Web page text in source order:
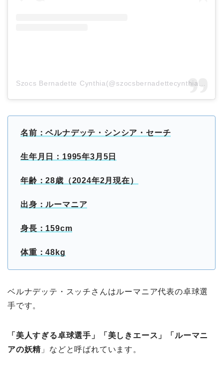
名前：ベルナデッテ・シンシア・セーチ
生年月日：1995年3月5日
年齢：28歳（2024年2月現在）
出身：ルーマニア
身長：159cm
体重：48kg
ベルナデッテ・スッチさんはルーマニア代表の卓球選
手です。
「美人すぎる卓球選手」「美しきエース」「ルーマニ
アの妖精 」などと呼ばれています。